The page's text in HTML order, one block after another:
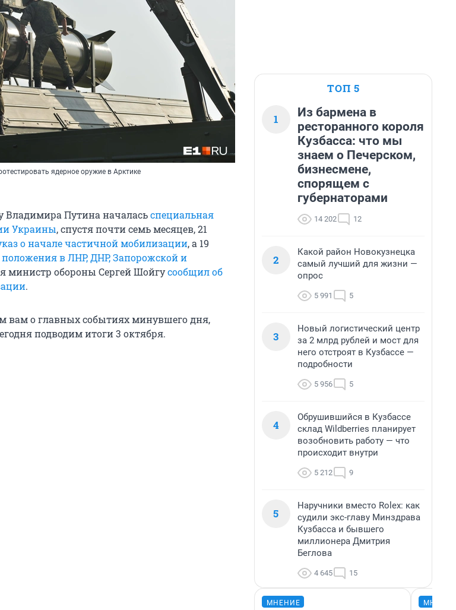
ядерное оружие в Арктике
Владимира Путина началасьспециальная
Украины, спустя почти семь месяцев, 21
о начале частичной мобилизации, а 19
положения в ЛНР, ДНР, Запорожской и
министр обороны Сергей Шойгусообщил об
.
вам о главных событиях минувшего дня,
подводим итоги 3 октября.
ТОП 5
1
Из бармена в
ресторанного короля
Кузбасса: что мы
знаем о Печерском,
бизнесмене,
спорящем с
губернаторами
14 202 12
2
Какой район Новокузнецка
самый лучший для жизни —
опрос
5 991 5
3
Новый логистический центр
за 2 млрд рублей и мост для
него отстроят в Кузбассе —
подробности
5 956 5
4
Обрушившийся в Кузбассе
склад Wildberries планирует
возобновить работу — что
происходит внутри
5 212 9
5
Наручники вместо Rolex: как
судили экс-главу Минздрава
Кузбасса и бывшего
миллионера Дмитрия
Беглова
4 645 15
МНЕНИЕ